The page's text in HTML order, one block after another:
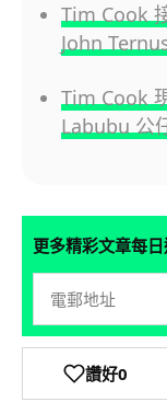
Tim Cook
John
Tim Cook
Labubu 公
更多精彩文章每
讚好0